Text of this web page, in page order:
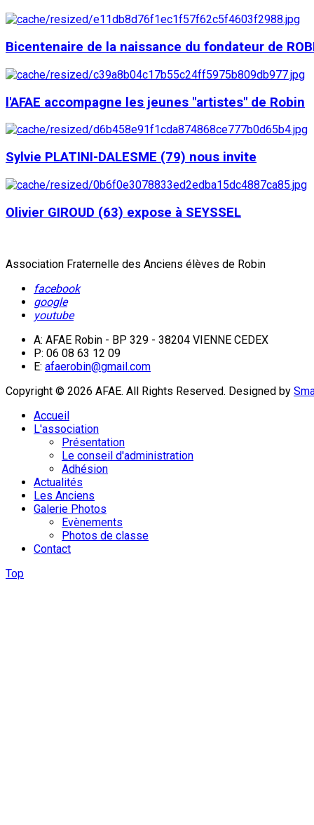
Bicentenaire de la naissance du fondateur de
l'AFAE accompagne les jeunes "artistes" de Robin
Sylvie PLATINI-DALESME (79) nous invite
Olivier GIROUD (63) expose à SEYSSEL
Association Fraternelle des Anciens élèves de Robin
facebook
google
youtube
A: AFAE Robin - BP 329 - 38204 VIENNE CEDEX
P: 06 08 63 12 09
E: afaerobin@gmail.com
Copyright © 2026 AFAE. All Rights Reserved. Designed by
Accueil
L'association
Présentation
Le conseil d'administration
Adhésion
Actualités
Les Anciens
Galerie Photos
Evènements
Photos de classe
Contact
Top